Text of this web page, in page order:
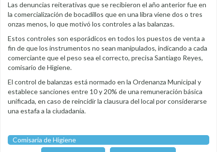
Las denuncias reiterativas que se recibieron el año anterior fue en
la comercialización de bocadillos que en una libra viene dos o tres
onzas menos, lo que motivó los controles a las balanzas.
Estos controles son esporádicos en todos los puestos de venta a
fin de que los instrumentos no sean manipulados, indicando a cada
comerciante que el peso sea el correcto, precisa Santiago Reyes,
comisario de Higiene.
El control de balanzas está normado en la Ordenanza Municipal y
establece sanciones entre 10 y 20% de una remuneración básica
unificada, en caso de reincidir la clausura del local por considerarse
una estafa a la ciudadanía.
Comisaria de Higiene